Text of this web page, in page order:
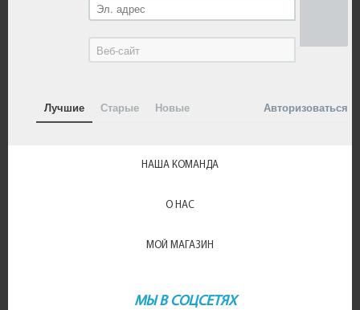
Лучшие Старые Новые Авторизоваться
НАША КОМАНДА
О НАС
МОЙ МАГАЗИН
МЫ В СОЦСЕТЯХ